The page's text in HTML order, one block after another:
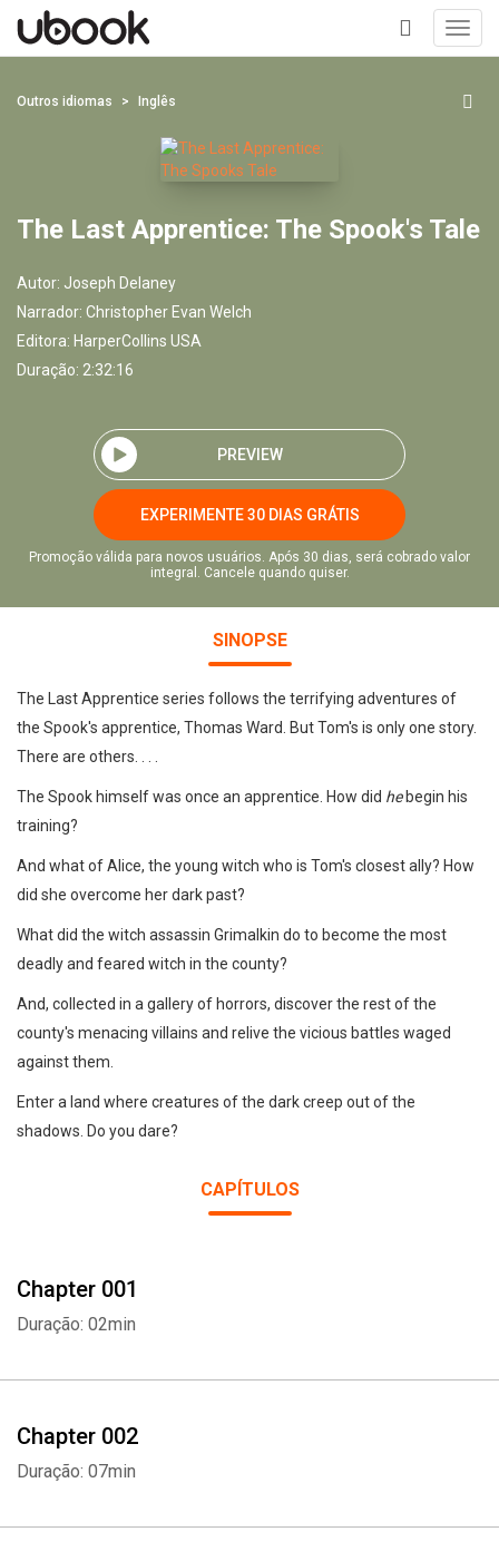
+
Outros idiomas Inglês
The Last Apprentice: The Spook's Tale
Autor: Joseph Delaney
Narrador: Christopher Evan Welch
Editora: HarperCollins USA
Duração: 2:32:16
PREVIEW
EXPERIMENTE 30 DIAS GRÁTIS
Promoção válida para novos usuários. Após 30 dias, será cobrado valor
integral. Cancele quando quiser.
SINOPSE
The Last Apprentice series follows the terrifying adventures of
the Spook's apprentice, Thomas Ward. But Tom's is only one story.
There are others. . . .
The Spook himself was once an apprentice. How did hebegin his
training?
And what of Alice, the young witch who is Tom's closest ally? How
did she overcome her dark past?
What did the witch assassin Grimalkin do to become the most
deadly and feared witch in the county?
And, collected in a gallery of horrors, discover the rest of the
county's menacing villains and relive the vicious battles waged
against them.
Enter a land where creatures of the dark creep out of the
shadows. Do you dare?
CAPÍTULOS
Chapter 001
Duração: 02min
Chapter 002
Duração: 07min